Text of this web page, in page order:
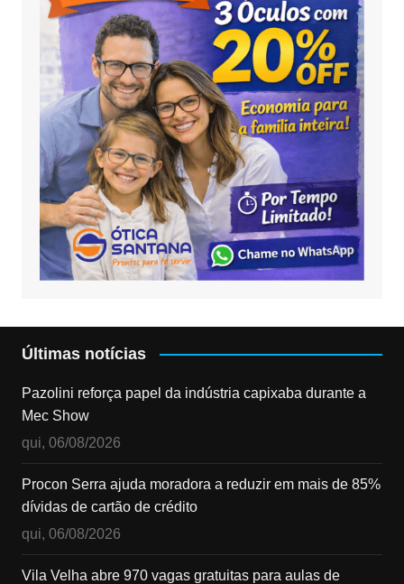
Últimas notícias
Pazolini reforça papel da indústria capixaba durante a
Mec Show
qui, 06/08/2026
Procon Serra ajuda moradora a reduzir em mais de 85%
dívidas de cartão de crédito
qui, 06/08/2026
Vila Velha abre 970 vagas gratuitas para aulas de